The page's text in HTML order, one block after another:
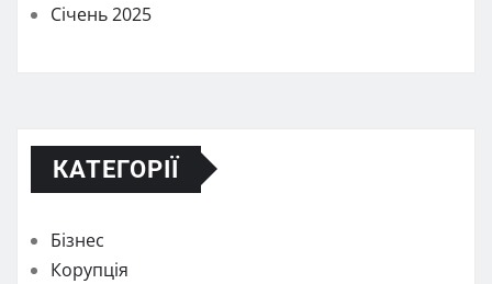
Січень 2025
КАТЕГОРІЇ
Бізнес
Корупція